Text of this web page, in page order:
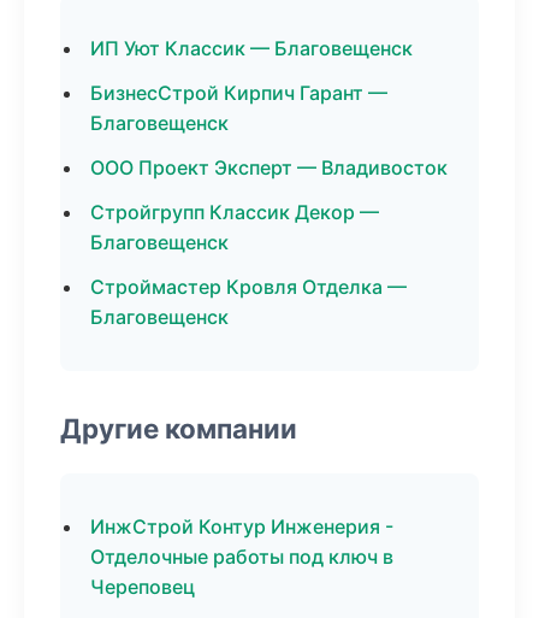
ИП Уют Классик — Благовещенск
БизнесСтрой Кирпич Гарант —
Благовещенск
ООО Проект Эксперт — Владивосток
Стройгрупп Классик Декор —
Благовещенск
Строймастер Кровля Отделка —
Благовещенск
Другие компании
ИнжСтрой Контур Инженерия -
Отделочные работы под ключ в
Череповец